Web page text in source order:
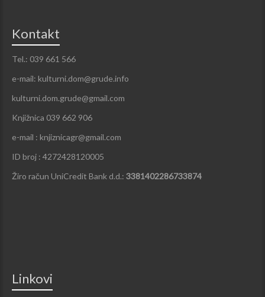
Kontakt
Tel.: 039 661 566
e-mail: kulturni.dom@grude.info
kulturni.dom.grude@gmail.com
Knjižnica 039 662 906
e-mail : knjiznicagr@gmail.com
ID broj : 4272428120005
Žiro račun UniCredit Bank d.d.: 3381402286733874
Linkovi